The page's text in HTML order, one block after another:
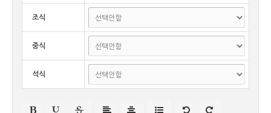
조식
중식
석식